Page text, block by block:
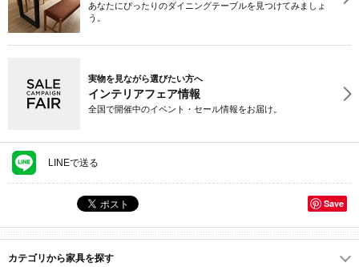
あなたにぴったりのダイニングテーブルを見つけてみましょ
う。
実物を見ながら選びたい方へ
インテリアフェア情報
全国で開催中のイベント・セール情報をお届け。
LINEで送る
Save
カテゴリから家具を探す